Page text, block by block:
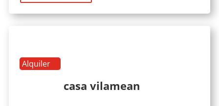
Alquiler
casa vilamean